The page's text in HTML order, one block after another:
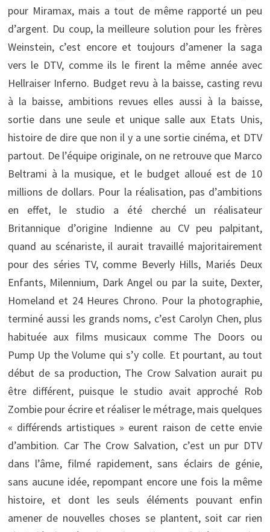
pour Miramax, mais a tout de même rapporté un peu
d’argent. Du coup, la meilleure solution pour les frères
Weinstein, c’est encore et toujours d’amener la saga
vers le DTV, comme ils le firent la même année avec
Hellraiser Inferno. Budget revu à la baisse, casting revu
à la baisse, ambitions revues elles aussi à la baisse,
sortie dans une seule et unique salle aux Etats Unis,
histoire de dire que non il y a une sortie cinéma, et DTV
partout. De l’équipe originale, on ne retrouve que Marco
Beltrami à la musique, et le budget alloué est de 10
millions de dollars. Pour la réalisation, pas d’ambitions
en effet, le studio a été cherché un réalisateur
Britannique d’origine Indienne au CV peu palpitant,
quand au scénariste, il aurait travaillé majoritairement
pour des séries TV, comme Beverly Hills, Mariés Deux
Enfants, Milennium, Dark Angel ou par la suite, Dexter,
Homeland et 24 Heures Chrono. Pour la photographie,
terminé aussi les grands noms, c’est Carolyn Chen, plus
habituée aux films musicaux comme The Doors ou
Pump Up the Volume qui s’y colle. Et pourtant, au tout
début de sa production, The Crow Salvation aurait pu
être différent, puisque le studio avait approché Rob
Zombie pour écrire et réaliser le métrage, mais quelques
« différends artistiques » eurent raison de cette envie
d’ambition. Car The Crow Salvation, c’est un pur DTV
dans l’âme, filmé rapidement, sans éclairs de génie,
sans aucune idée, repompant encore une fois la même
histoire, et dont les seuls éléments pouvant enfin
amener de nouvelles choses se plantent, soit car rien